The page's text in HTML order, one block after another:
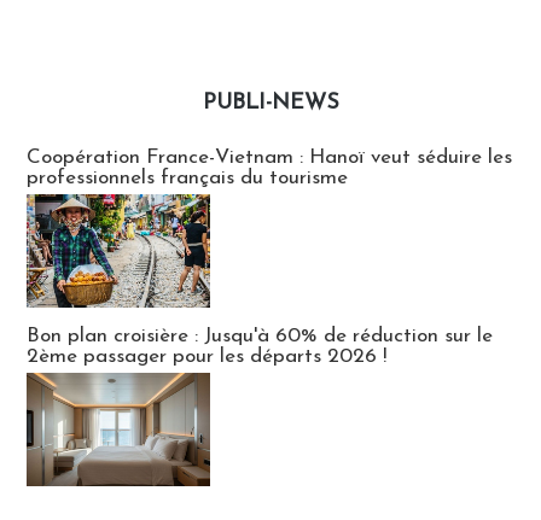
PUBLI-NEWS
Coopération France-Vietnam : Hanoï veut séduire les
professionnels français du tourisme
Bon plan croisière : Jusqu'à 60% de réduction sur le
2ème passager pour les départs 2026 !